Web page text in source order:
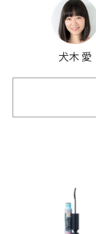
犬木 愛